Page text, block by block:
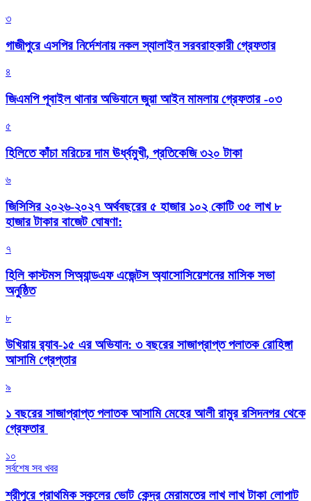
৩
গাজীপুরে এসপির নির্দেশনায় নকল স্যালাইন সরবরাহকারী গ্রেফতার
৪
জিএমপি পূবাইল থানার অভিযানে জুয়া আইন মামলায় গ্রেফতার -০৩
৫
হিলিতে কাঁচা মরিচের দাম ঊর্ধ্বমুখী, প্রতিকেজি ৩২০ টাকা
৬
জিসিসির ২০২৬-২০২৭ অর্থবছরের ৫ হাজার ১০২ কোটি ৩৫ লাখ ৮
হাজার টাকার বাজেট ঘোষণা:
৭
হিলি কাস্টমস সিঅ্যান্ডএফ এজেন্টস অ্যাসোসিয়েশনের মাসিক সভা
অনুষ্ঠিত
৮
উখিয়ায় র‍্যাব-১৫ এর অভিযান: ৩ বছরের সাজাপ্রাপ্ত পলাতক রোহিঙ্গা
আসামি গ্রেপ্তার
৯
১ বছরের সাজাপ্রাপ্ত পলাতক আসামি মেহের আলী রামুর রসিদনগর থেকে
গ্রেফতার ‎
১০
সর্বশেষ সব খবর
শ্রীপুরে প্রাথমিক স্কুলের ভোট কেন্দ্র মেরামতের লাখ লাখ টাকা লোপাট